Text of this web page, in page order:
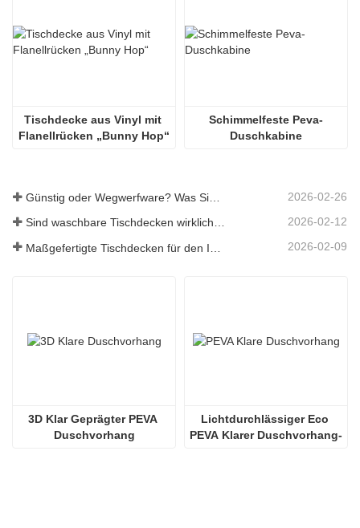
Tischdecke aus Vinyl mit
Flanellrücken „Bunny Hop“
Schimmelfeste Peva-
Duschkabine
2026-02-26
Sind waschbare Tischdecken wirklich pflegeleicht? Was Sie erwartet 2026-02-12
2026-02-09
3D Klar Geprägter PEVA
Duschvorhang
Lichtdurchlässiger Eco
PEVA Klarer Duschvorhang-